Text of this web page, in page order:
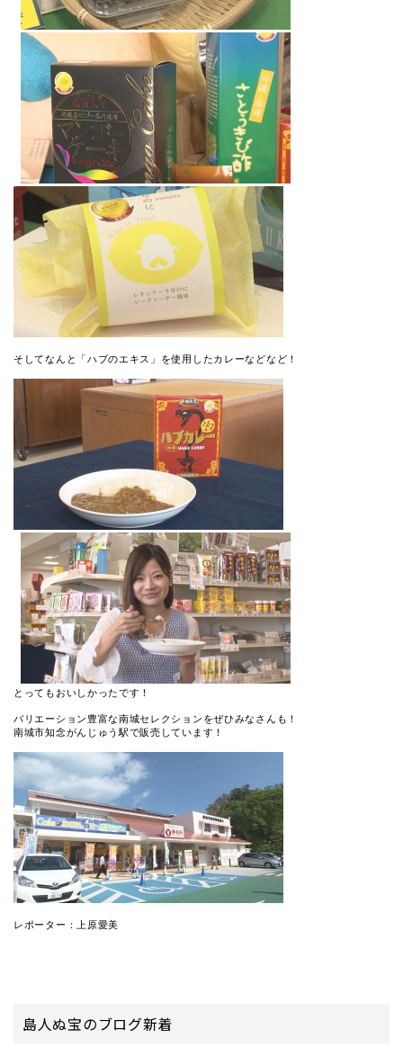
そしてなんと「ハブのエキス」を使用したカレーなどなど！
とってもおいしかったです！
バリエーション豊富な南城セレクションをぜひみなさんも！
南城市知念がんじゅう駅で販売しています！
レポーター：上原愛美
島人ぬ宝のブログ新着